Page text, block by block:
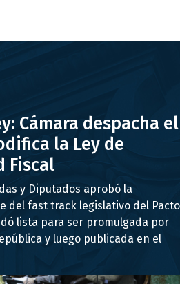
Cámara despacha el
la Ley de
Fiscal
y Diputados aprobó la
del fast track legislativo del Pacto
lista para ser promulgada por
y luego publicada en el